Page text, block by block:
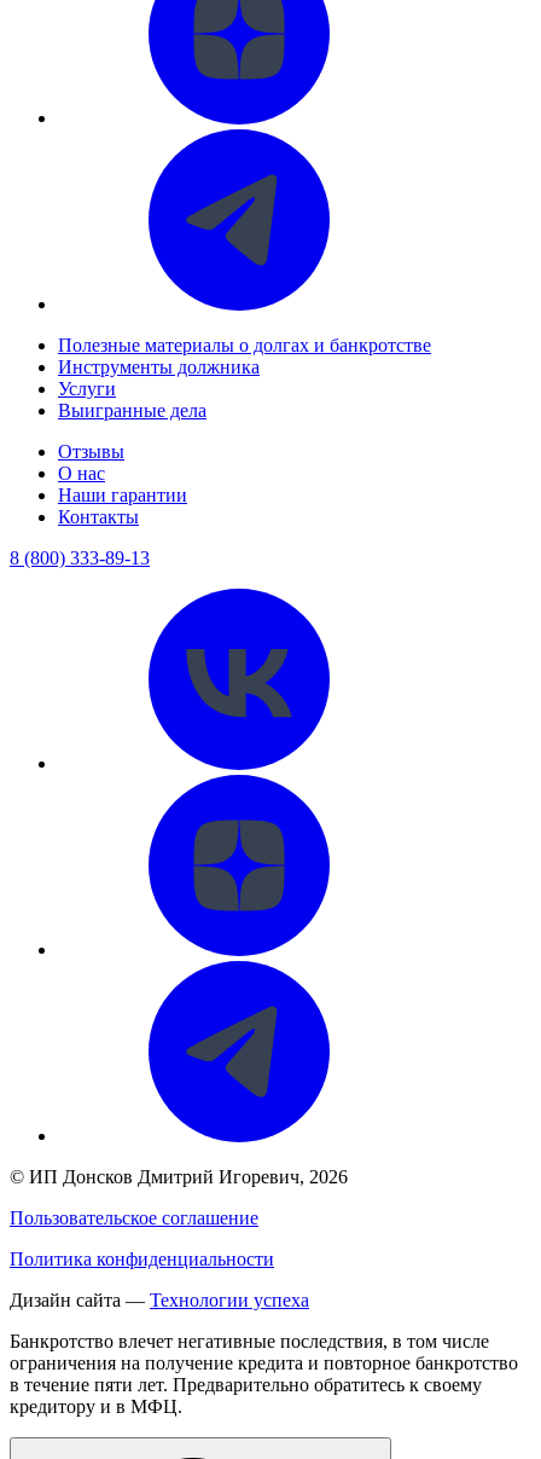
Полезные материалы о долгах и банкротстве
Инструменты должника
Услуги
Выигранные дела
Отзывы
О нас
Наши гарантии
Контакты
8 (800) 333-89-13
© ИП Донсков Дмитрий Игоревич, 2026
Пользовательское соглашение
Политика конфиденциальности
Дизайн сайта — Технологии успеха
Банкротство влечет негативные последствия, в том числе
ограничения на получение кредита и повторное банкротство
в течение пяти лет. Предварительно обратитесь к своему
кредитору и в МФЦ.